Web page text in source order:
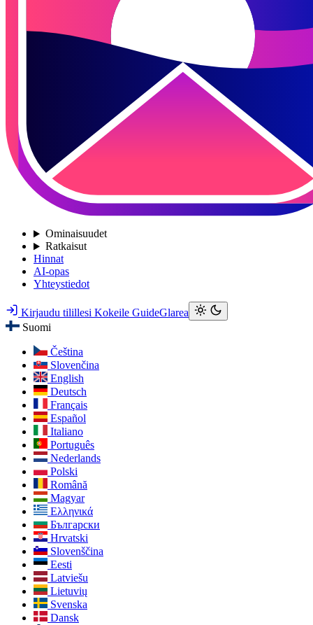
Ominaisuudet
Ratkaisut
Hinnat
AI-opas
Yhteystiedot
Kirjaudu tilillesi Kokeile GuideGlarea
Suomi
Čeština
Slovenčina
English
Deutsch
Français
Español
Italiano
Português
Nederlands
Polski
Română
Magyar
Ελληνικά
Български
Hrvatski
Slovenščina
Eesti
Latviešu
Lietuvių
Svenska
Dansk